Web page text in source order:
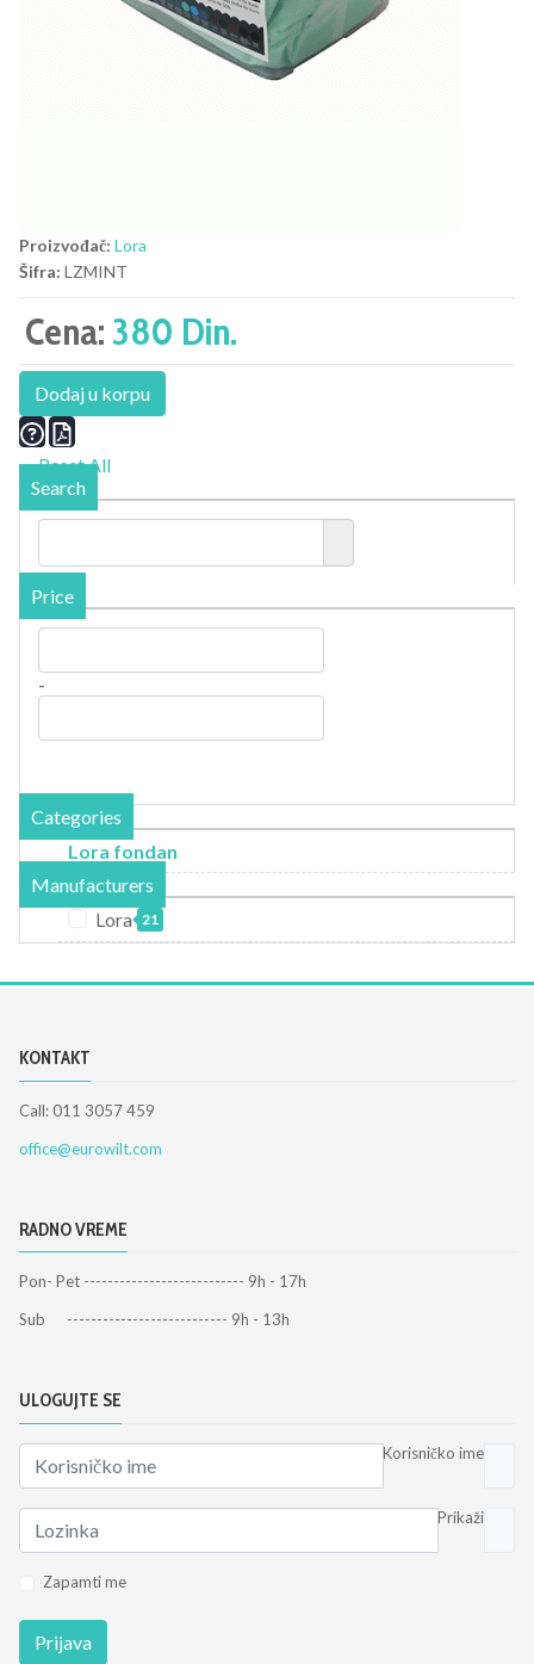
Proizvođač: Lora
Šifra: LZMINT
Cena:380 Din.
Dodaj u korpu
Reset All
Search
Price
-
Categories
Lora fondan
Manufacturers
Lora 21
KONTAKT
Call: 011 3057 459
office@eurowilt.com
RADNO VREME
Pon- Pet --------------------------- 9h - 17h
Sub --------------------------- 9h - 13h
ULOGUJTE SE
Korisničko ime
Prikaži
Zapamti me
Prijava